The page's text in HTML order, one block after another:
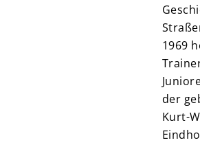
1969
der
Kurt-